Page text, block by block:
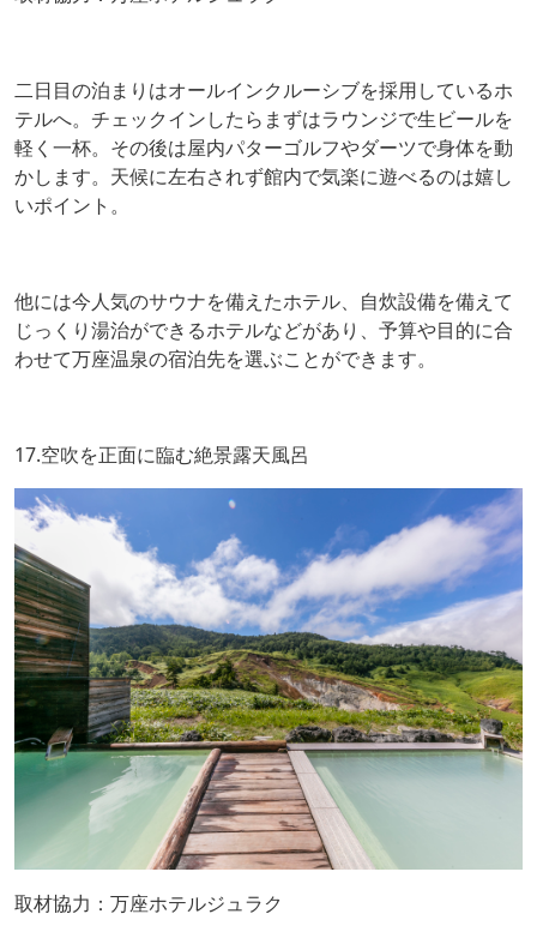
二日目の泊まりはオールインクルーシブを採用しているホ
テルへ。チェックインしたらまずはラウンジで生ビールを
軽く一杯。その後は屋内パターゴルフやダーツで身体を動
かします。天候に左右されず館内で気楽に遊べるのは嬉し
いポイント。
他には今人気のサウナを備えたホテル、自炊設備を備えて
じっくり湯治ができるホテルなどがあり、予算や目的に合
わせて万座温泉の宿泊先を選ぶことができます。
17.空吹を正面に臨む絶景露天風呂
取材協力：万座ホテルジュラク